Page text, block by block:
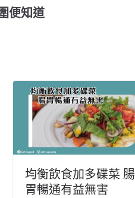
便知道
均衡飲食加多碟菜 腸
胃暢通有益無害